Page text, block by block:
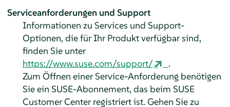
Serviceanforderungen und Support
Informationen zu Services und Support-
Optionen, die für Ihr Produkt verfügbar sind,
finden Sie unter
https://www.suse.com/support/
.
Zum Öffnen einer Service-Anforderung benötigen
Sie ein SUSE-Abonnement, das beim SUSE
Customer Center registriert ist. Gehen Sie zu